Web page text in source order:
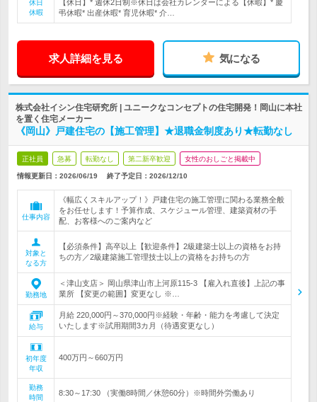
休日
休暇
【休日】* 週休2日制※休日は会社カレンダーによる【休暇】* 慶
弔休暇* 出産休暇* 育児休暇* 介…
求人詳細を見る 気になる
株式会社イシン住宅研究所 | ユニークなコンセプトの住宅開発！岡山に本社
を置く住宅メーカー
《岡山》戸建住宅の【施工管理】★退職金制度あり★転勤なし
正社員 急募 転勤なし 第二新卒歓迎 女性のおしごと掲載中
情報更新日：2026/06/19 終了予定日： 2026/12/10
仕事内容
《幅広くスキルアップ！》戸建住宅の施工管理に関わる業務全般
をお任せします！予算作成、スケジュール管理、建築資材の手
配、お客様へのご案内など
対象と
なる方
【必須条件】高卒以上【歓迎条件】2級建築士以上の資格をお持
ちの方／2級建築施工管理技士以上の資格をお持ちの方
勤務地
＜津山支店＞ 岡山県津山市上河原115-3 【雇入れ直後】上記の事
業所 【変更の範囲】変更なし ※…
給与
月給 220,000円～370,000円※経験・年齢・能力を考慮して決定
いたします※試用期間3カ月（待遇変更なし）
初年度
年収
400万円～660万円
勤務
時間
8:30～17:30 （実働8時間／休憩60分）※時間外労働あり